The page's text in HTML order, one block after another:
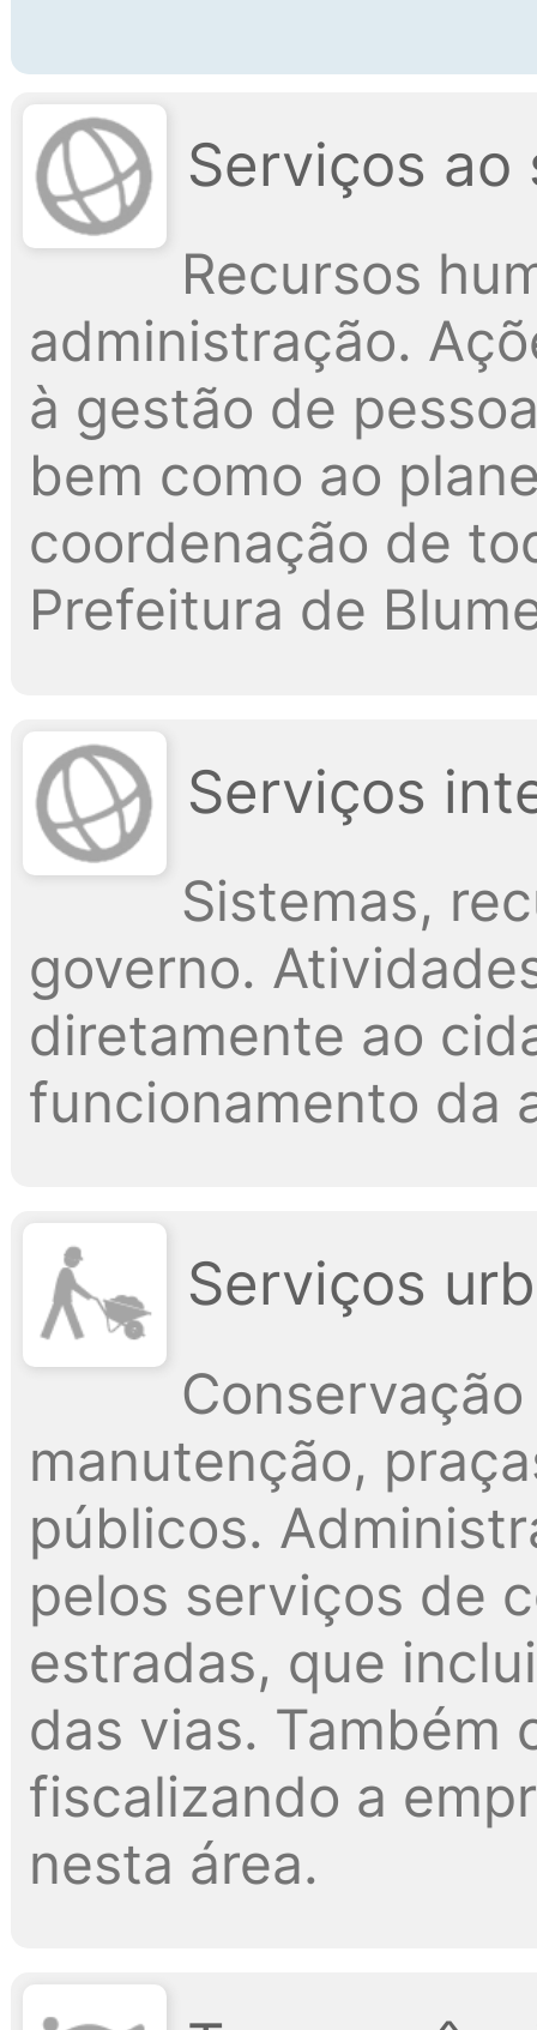
Serviços ao
Recursos
administração.
à gestão de
bem como ao
coordenação de
Prefeitura de
Serviços
Sistemas,
governo.
diretamente ao
funcionamento da
Serviços
manutenção,
públicos.
pelos serviços de
estradas, que
das vias. Também
fiscalizando a
nesta área.